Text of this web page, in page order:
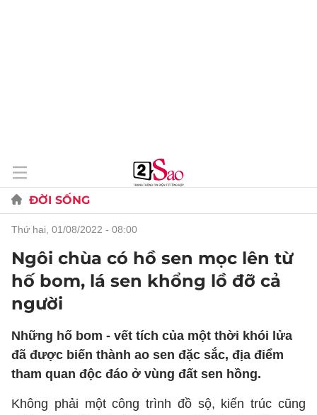
ĐỜI SỐNG
thứ hai, 01/08/2022 - 08:00
Ngôi chùa có hồ sen mọc lên từ
hố bom, lá sen khổng lồ đỡ cả
người
Những hố bom - vết tích của một thời khói lửa
đã được biến thành ao sen đặc sắc, địa điểm
tham quan độc đáo ở vùng đất sen hồng.
Không phải một công trình đồ sộ, kiến trúc cũng